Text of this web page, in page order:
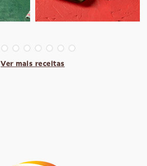
Ver mais receitas